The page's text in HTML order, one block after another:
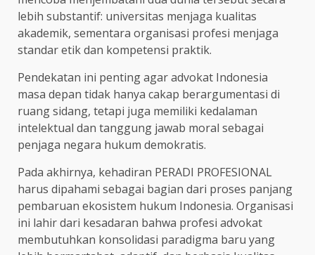
lebih substantif: universitas menjaga kualitas
akademik, sementara organisasi profesi menjaga
standar etik dan kompetensi praktik.
Pendekatan ini penting agar advokat Indonesia
masa depan tidak hanya cakap berargumentasi di
ruang sidang, tetapi juga memiliki kedalaman
intelektual dan tanggung jawab moral sebagai
penjaga negara hukum demokratis.
Pada akhirnya, kehadiran PERADI PROFESIONAL
harus dipahami sebagai bagian dari proses panjang
pembaruan ekosistem hukum Indonesia. Organisasi
ini lahir dari kesadaran bahwa profesi advokat
membutuhkan konsolidasi paradigma baru yang